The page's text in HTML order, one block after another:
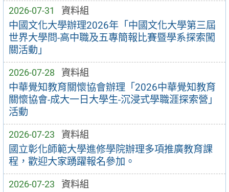
2026-07-31 資料組
中國文化大學辦理2026年「中國文化大學第三屆
世界大學問-高中職及五專簡報比賽暨學系探索闖
關活動」
2026-07-28 資料組
中華覺知教育關懷協會辦理「2026中華覺知教育
關懷協會-成大一日大學生-沉浸式學職涯探索營」
活動
2026-07-23 資料組
國立彰化師範大學進修學院辦理多項推廣教育課
程，歡迎大家踴躍報名參加。
2026-07-23 資料組